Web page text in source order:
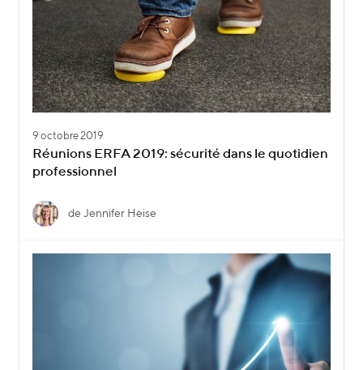
9 octobre 2019
Réunions ERFA 2019: sécurité dans le quotidien
professionnel
de Jennifer Heise